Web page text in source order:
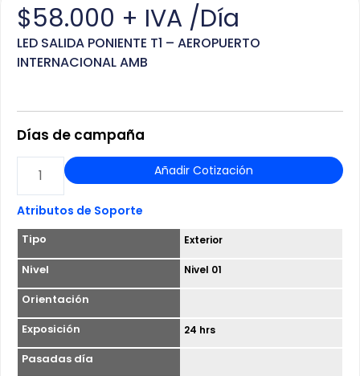
$58.000 + IVA /Día
LED SALIDA PONIENTE T1 – AEROPUERTO
INTERNACIONAL AMB
Días de campaña
PONIENTE
T1
AEROPUERTO
INTERNACIONAL
cantidad
Añadir Cotización
Atributos de Soporte
Tipo Exterior
Nivel Nivel 01
Orientación
Exposición
24 hrs
Pasadas día